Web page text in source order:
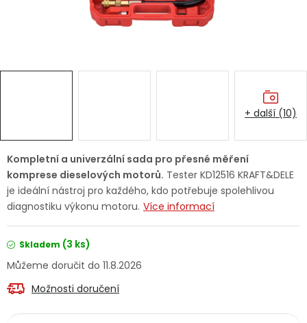
Ochranné pomůcky
Jaký je aktuální stav mé objednávky?
Velkoobchodní spolupráce (B2B)
Servis nářadí Hodnocení obchodu
Doprava a platba Váš zákaznický účet Kontakt
Kompletní a univerzální sada pro přesné měření
komprese dieselových motorů. Tester KD12516 KRAFT&DELE
je ideální nástroj pro každého, kdo potřebuje spolehlivou
diagnostiku výkonu motoru. Více informací
Skladem (3 ks)
11.8.2026
Možnosti doručení
+ další (10)